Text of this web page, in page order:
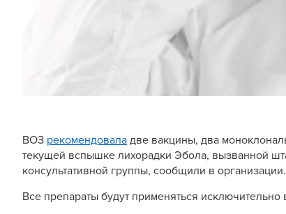
ВОЗ рекомендовала две вакцины, два
текущей вспышке лихорадки Эбола, вызванной
консультативной группы, сообщили в организации.
Все препараты будут применяться